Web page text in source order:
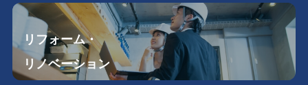
リフォーム・
リノベーション